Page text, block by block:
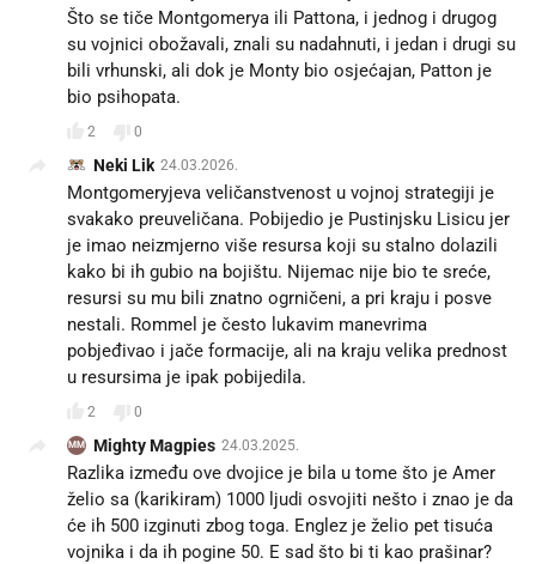
Što se tiče Montgomerya ili Pattona, i jednog i drugog
su vojnici obožavali, znali su nadahnuti, i jedan i drugi su
bili vrhunski, ali dok je Monty bio osjećajan, Patton je
bio psihopata.
2 0
Neki Lik 24.03.2026.
Montgomeryjeva veličanstvenost u vojnoj strategiji je
svakako preuveličana. Pobijedio je Pustinjsku Lisicu jer
je imao neizmjerno više resursa koji su stalno dolazili
kako bi ih gubio na bojištu. Nijemac nije bio te sreće,
resursi su mu bili znatno ogrničeni, a pri kraju i posve
nestali. Rommel je često lukavim manevrima
pobjeđivao i jače formacije, ali na kraju velika prednost
u resursima je ipak pobijedila.
2 0
MM Mighty Magpies 24.03.2025.
Razlika između ove dvojice je bila u tome što je Amer
želio sa (karikiram) 1000 ljudi osvojiti nešto i znao je da
će ih 500 izginuti zbog toga. Englez je želio pet tisuća
vojnika i da ih pogine 50. E sad što bi ti kao prašinar?